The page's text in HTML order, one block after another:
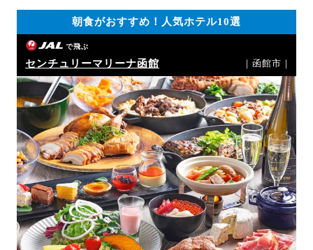
朝食がおすすめ！人気ホテル10選
で飛ぶ
センチュリーマリーナ函館 ｜函館市｜